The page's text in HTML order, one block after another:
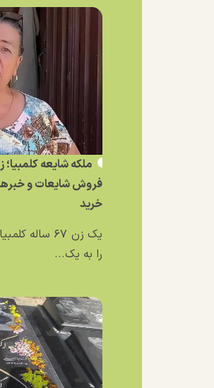
فروش شایعات و
خرید
یک زن ۶۷
را به یک...